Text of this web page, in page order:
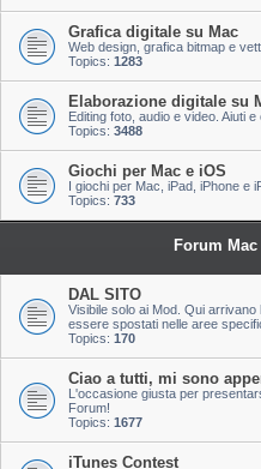
Grafica digitale su Mac
Web design, grafica bitmap e
Topics: 1283
Elaborazione digitale su
Editing foto, audio e video. Aiuti e
Topics: 3488
Giochi per Mac e iOS
I giochi per Mac, iPad, iPhone e
Topics: 733
Forum
DAL SITO
Visibile solo ai Mod. Qui
essere spostati nelle aree
Topics: 170
Ciao a tutti, mi sono
L'occasione giusta per
Forum!
Topics: 1677
iTunes Contest